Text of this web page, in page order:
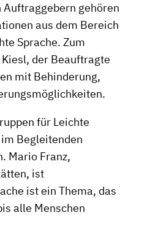
gehören
aus dem Bereich
Sprache. Zum
der Beauftragte
mit Behinderung,
für Leichte
Begleitenden
Mario Franz,
ist
ist ein Thema, das
alle Menschen